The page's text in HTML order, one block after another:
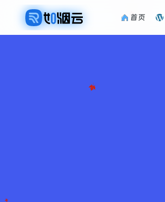
首页